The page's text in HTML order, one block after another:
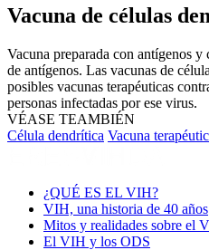
Vacuna de células
Vacuna preparada con antígenos y
de antígenos. Las vacunas de
posibles vacunas terapéuticas
personas infectadas por ese virus.
VÉASE TEAMBIÉN
Célula dendrítica Vacuna
¿QUÉ ES EL VIH?
VIH, una historia de 40 años
Mitos y realidades sobre el
El VIH y los ODS